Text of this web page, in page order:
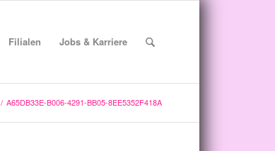
Filialen Jobs & Karriere
/ A65DB33E-B006-4291-BB05-8EE5352F418A